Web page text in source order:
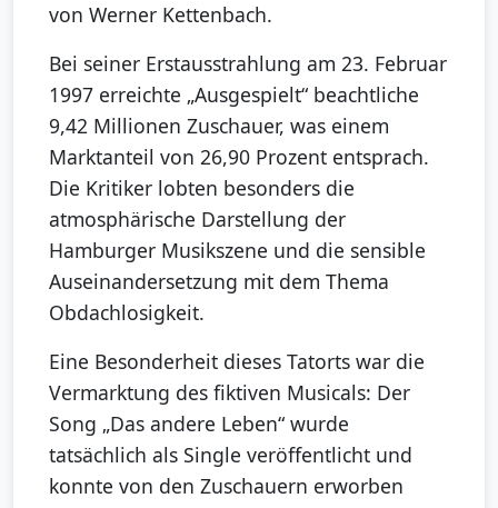
von Werner Kettenbach.
Bei seiner Erstausstrahlung am 23. Februar
1997 erreichte „Ausgespielt“ beachtliche
9,42 Millionen Zuschauer, was einem
Marktanteil von 26,90 Prozent entsprach.
Die Kritiker lobten besonders die
atmosphärische Darstellung der
Hamburger Musikszene und die sensible
Auseinandersetzung mit dem Thema
Obdachlosigkeit.
Eine Besonderheit dieses Tatorts war die
Vermarktung des fiktiven Musicals: Der
Song „Das andere Leben“ wurde
tatsächlich als Single veröffentlicht und
konnte von den Zuschauern erworben